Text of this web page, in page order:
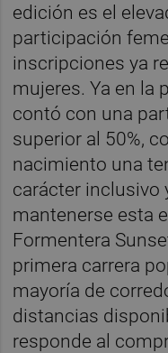
edición es el
participación
inscripciones ya
mujeres. Ya en la
contó con una
superior al 50%,
nacimiento una
carácter inclusivo
mantenerse esta
Formentera
primera carrera
mayoría de
distancias
responde al